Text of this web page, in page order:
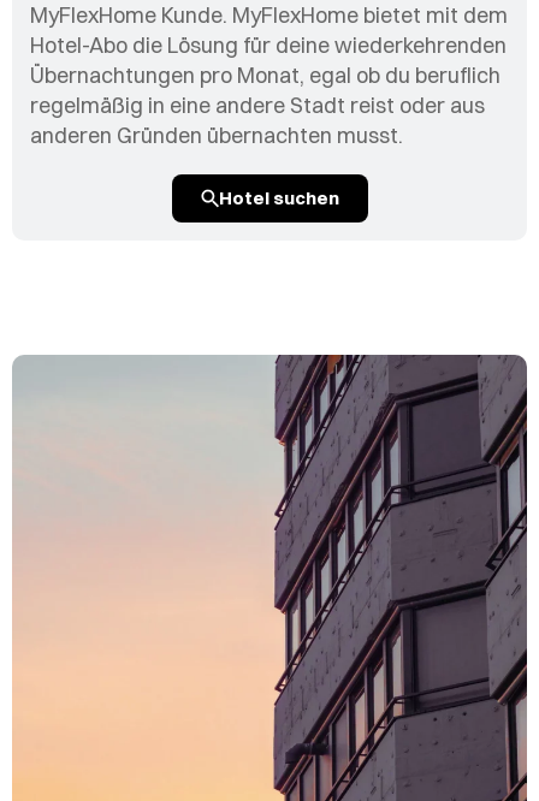
MyFlexHome Kunde. MyFlexHome bietet mit dem
Hotel-Abo die Lösung für deine wiederkehrenden
Übernachtungen pro Monat, egal ob du beruflich
regelmäßig in eine andere Stadt reist oder aus
anderen Gründen übernachten musst.
Hotel suchen